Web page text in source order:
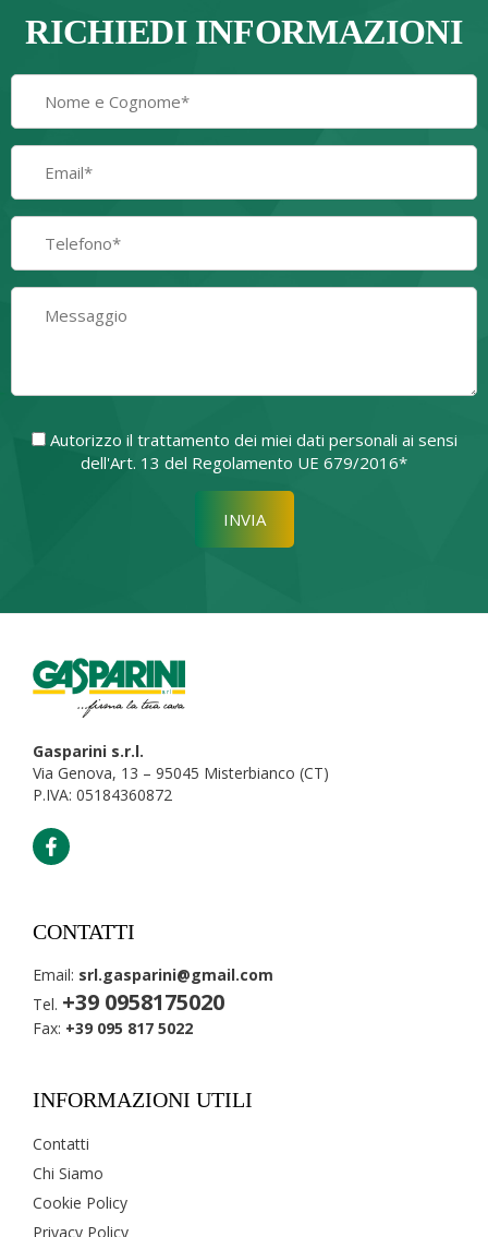
RICHIEDI INFORMAZIONI
Autorizzo il trattamento dei miei dati personali ai sensi
dell'Art. 13 del Regolamento UE 679/2016*
Si prega di lasciare vuoto
Gasparini s.r.l.
Via Genova, 13 – 95045 Misterbianco (CT)
P.IVA: 05184360872
CONTATTI
Email: srl.gasparini@gmail.com
Tel. +39 0958175020
Fax: +39 095 817 5022
INFORMAZIONI UTILI
Contatti
Chi Siamo
Cookie Policy
Privacy Policy